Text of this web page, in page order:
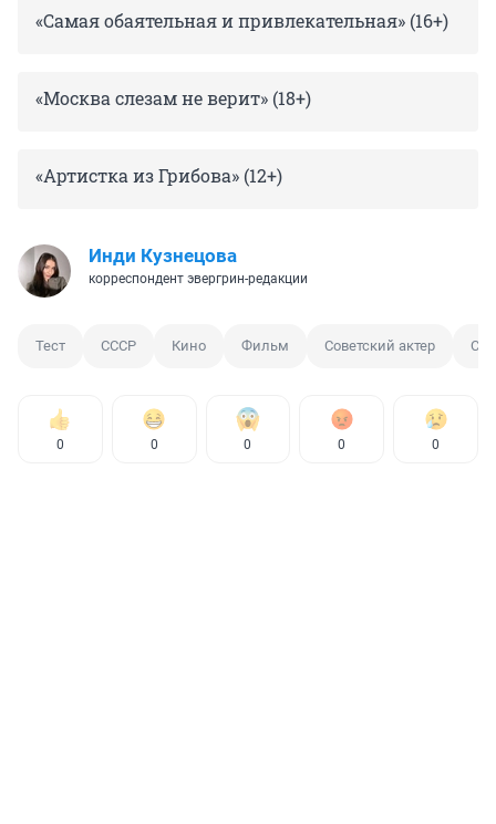
«Самая обаятельная и привлекательная» (16+)
«Москва слезам не верит» (18+)
«Артистка из Грибова» (12+)
Инди Кузнецова
корреспондент эвергрин-редакции
Тест СССР Кино Фильм Советский актер
0 0 0 0 0